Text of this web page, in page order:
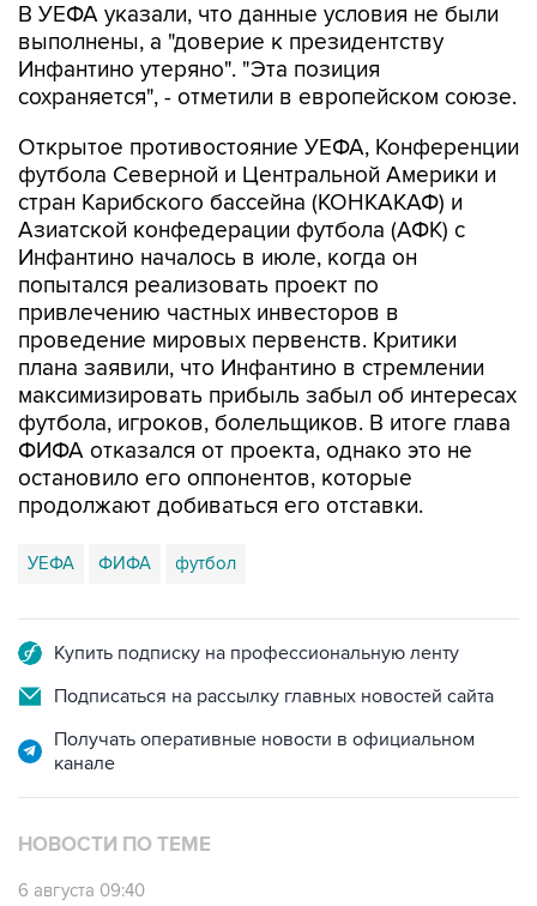
В УЕФА указали, что данные условия не были
выполнены, а "доверие к президентству
Инфантино утеряно". "Эта позиция
сохраняется", - отметили в европейском союзе.
Открытое противостояние УЕФА, Конференции
футбола Северной и Центральной Америки и
стран Карибского бассейна (КОНКАКАФ) и
Азиатской конфедерации футбола (АФК) с
Инфантино началось в июле, когда он
попытался реализовать проект по
привлечению частных инвесторов в
проведение мировых первенств. Критики
плана заявили, что Инфантино в стремлении
максимизировать прибыль забыл об интересах
футбола, игроков, болельщиков. В итоге глава
ФИФА отказался от проекта, однако это не
остановило его оппонентов, которые
продолжают добиваться его отставки.
УЕФА ФИФА футбол
Купить подписку на профессиональную ленту
Подписаться на рассылку главных новостей сайта
Получать оперативные новости в официальном
канале
НОВОСТИ ПО ТЕМЕ
6 августа 09:40